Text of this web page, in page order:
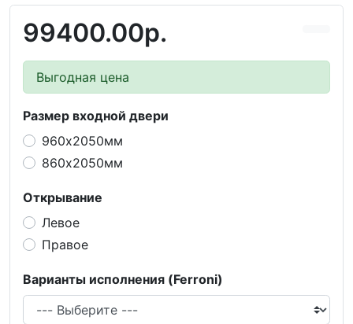
99400.00р.
Выгодная цена
Размер входной двери
960х2050мм
860х2050мм
Открывание
Левое
Правое
Варианты исполнения (Ferroni)